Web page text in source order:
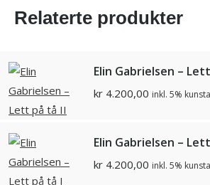
Relaterte produkter
Elin Gabrielsen –
kr 4.200,00 inkl. 5%
Elin Gabrielsen –
kr 4.200,00 inkl. 5%